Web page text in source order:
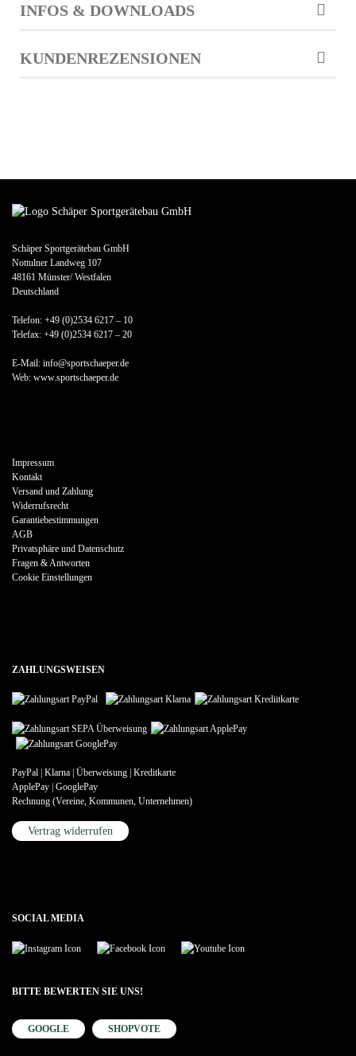
INFOS & DOWNLOADS
KUNDENREZENSIONEN
Schäper Sportgerätebau GmbH
Nottulner Landweg 107
48161 Münster/ Westfalen
Deutschland
Telefon: +49 (0)2534 6217 – 10
Telefax: +49 (0)2534 6217 – 20
E-Mail: info@sportschaeper.de
Web: www.sportschaeper.de
Impressum
Kontakt
Versand und Zahlung
Widerrufsrecht
Garantiebestimmungen
AGB
Privatsphäre und Datenschutz
Fragen & Antworten
Cookie Einstellungen
ZAHLUNGSWEISEN
PayPal | Klarna | Überweisung | Kreditkarte
ApplePay | GooglePay
Rechnung (Vereine, Kommunen, Unternehmen)
Vertrag widerrufen
SOCIAL MEDIA
BITTE BEWERTEN SIE UNS!
GOOGLE SHOPVOTE